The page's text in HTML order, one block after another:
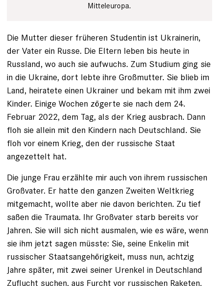
Mitteleuropa.
Die Mutter dieser früheren Studentin ist Ukrainerin,
der Vater ein Russe. Die Eltern leben bis heute in
Russland, wo auch sie aufwuchs. Zum Studium ging sie
in die Ukraine, dort lebte ihre Großmutter. Sie blieb im
Land, heiratete einen Ukrainer und bekam mit ihm zwei
Kinder. Einige Wochen zögerte sie nach dem 24.
Februar 2022, dem Tag, als der Krieg ausbrach. Dann
floh sie allein mit den Kindern nach Deutschland. Sie
floh vor einem Krieg, den der russische Staat
angezettelt hat.
Die junge Frau erzählte mir auch von ihrem russischen
Großvater. Er hatte den ganzen Zweiten Weltkrieg
mitgemacht, wollte aber nie davon berichten. Zu tief
saßen die Traumata. Ihr Großvater starb bereits vor
Jahren. Sie will sich nicht ausmalen, wie es wäre, wenn
sie ihm jetzt sagen müsste: Sie, seine Enkelin mit
russischer Staatsangehörigkeit, muss nun, achtzig
Jahre später, mit zwei seiner Urenkel in Deutschland
Zuflucht suchen, aus Furcht vor russischen Raketen.